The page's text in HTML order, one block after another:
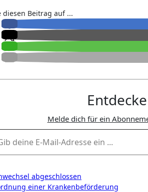
diesen Beitrag auf ...
Melde dich für ein
...
abgeschlossen
einer Krankenbeförderung